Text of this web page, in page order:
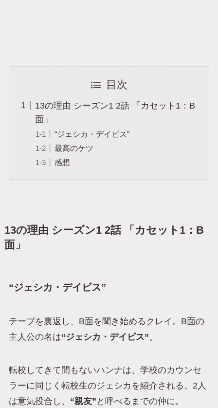
目次
13の理由 シーズン1 2話 「カセット1：B
面」
“ジェシカ・デイビス”
最高のケツ
感想
13の理由 シーズン1 2話 「カセット1：B
面」
“ジェシカ・デイビス”
テープを裏返し、B面を聞き始めるクレイ。B面の
主人公の名は“ジェシカ・デイビス”。
転校してきて間もないハンナは、学校のカウンセ
ラーに同じく転校生のジェシカを紹介される。2人
は意気投合し、 “親友” と呼べるまでの仲に。